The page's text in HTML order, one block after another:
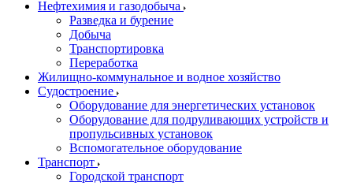
Нефтехимия и газодобыча
Разведка и бурение
Добыча
Транспортировка
Переработка
Жилищно-коммунальное и водное хозяйство
Судостроение
Оборудование для энергетических установок
Оборудование для подруливающих устройств и
пропульсивных установок
Вспомогательное оборудование
Транспорт
Городской транспорт